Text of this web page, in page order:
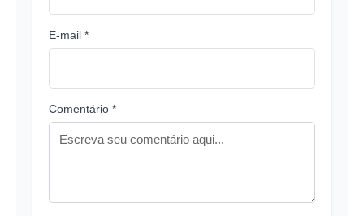
E-mail *
Comentário *